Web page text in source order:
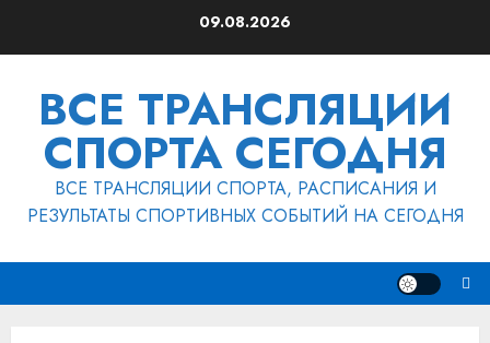
09.08.2026
ВСЕ ТРАНСЛЯЦИИ
СПОРТА СЕГОДНЯ
ВСЕ ТРАНСЛЯЦИИ СПОРТА, РАСПИСАНИЯ И
РЕЗУЛЬТАТЫ СПОРТИВНЫХ СОБЫТИЙ НА СЕГОДНЯ